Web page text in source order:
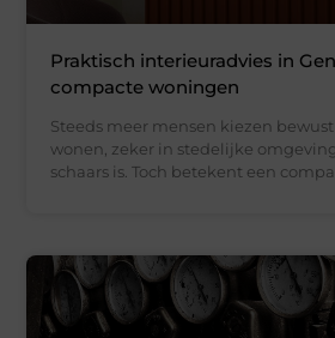
Praktisch interieuradvies in
compacte woningen
Steeds meer mensen kiezen
wonen, zeker in stedelijke
schaars is. Toch betekent een